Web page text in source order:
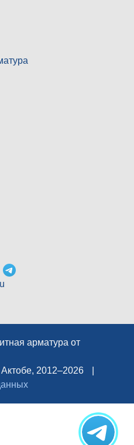
арматура от
2012–2026